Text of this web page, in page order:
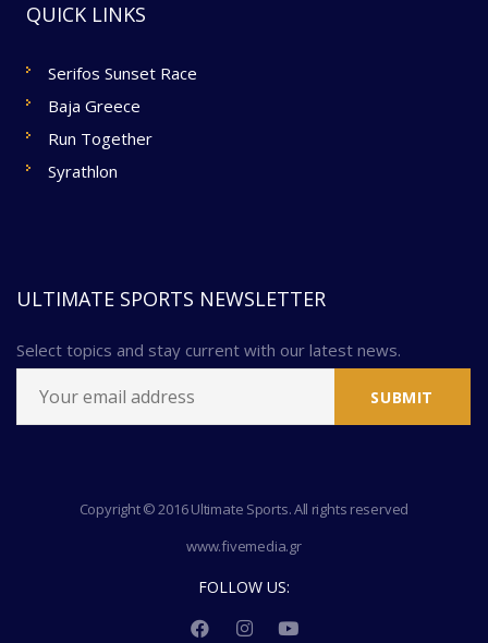
QUICK LINKS
Serifos Sunset Race
Baja Greece
Run Together
Syrathlon
ULTIMATE SPORTS NEWSLETTER
Select topics and stay current with our latest news.
Copyright © 2016 Ultimate Sports. All rights reserved
www.fivemedia.gr
FOLLOW US: